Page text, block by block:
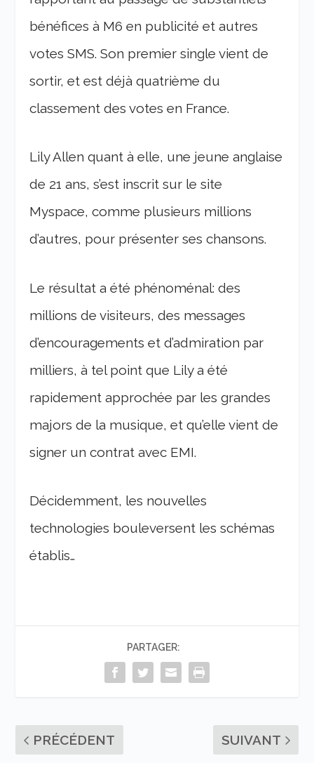
bénéfices à M6 en publicité et autres
votes SMS. Son premier single vient de
sortir, et est déjà quatrième du
classement des votes en France.
Lily Allen quant à elle, une jeune anglaise
de 21 ans, s’est inscrit sur le site
Myspace, comme plusieurs millions
d’autres, pour présenter ses chansons.
Le résultat a été phénoménal: des
millions de visiteurs, des messages
d’encouragements et d’admiration par
milliers, à tel point que Lily a été
rapidement approchée par les grandes
majors de la musique, et qu’elle vient de
signer un contrat avec EMI.
Décidemment, les nouvelles
technologies bouleversent les schémas
établis…
PARTAGER:
PRÉCÉDENT SUIVANT